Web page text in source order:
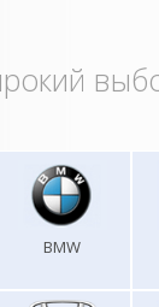
BMW